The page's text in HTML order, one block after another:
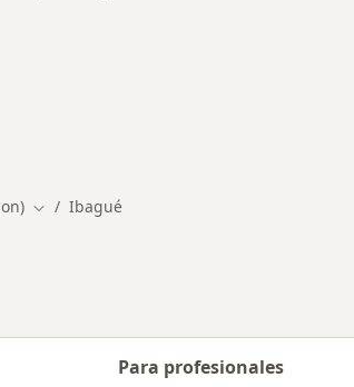
Cambiar de ciudad
Ibagué
Para profesionales